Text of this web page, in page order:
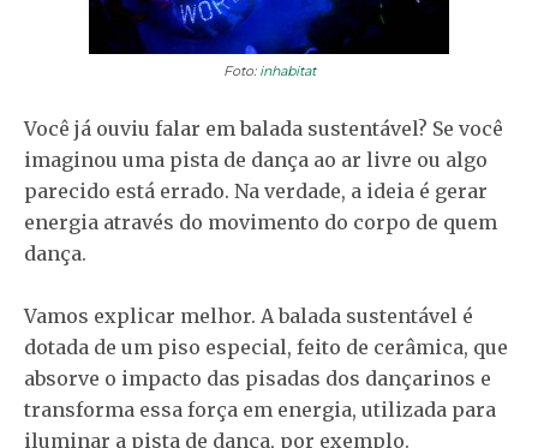
Foto: inhabitat
Você já ouviu falar em balada sustentável? Se você
imaginou uma pista de dança ao ar livre ou algo
parecido está errado. Na verdade, a ideia é gerar
energia através do movimento do corpo de quem
dança.
Vamos explicar melhor. A balada sustentável é
dotada de um piso especial, feito de cerâmica, que
absorve o impacto das pisadas dos dançarinos e
transforma essa força em energia, utilizada para
iluminar a pista de dança, por exemplo.